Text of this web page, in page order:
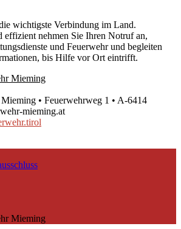
wichtigste Verbindung im Land.
effizient nehmen Sie Ihren Notruf an,
und Feuerwehr und begleiten
bis Hilfe vor Ort eintrifft.
• Feuerwehrweg 1 • A-6414
mieming.at
Mieming